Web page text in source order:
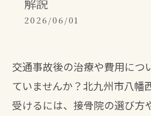
2026/06/01
交通事故後の治療や費用につ
ていませんか？北九州市八幡
受けるには、接骨院の選び方